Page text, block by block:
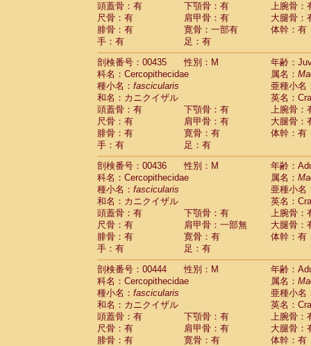
頭蓋骨：有
下顎骨：有
上腕骨：
尺骨：有
肩甲骨：有
大腿骨：
腓骨：有
寛骨：一部有
体幹：有
手：有
足：有
剖検番号：00435
性別：M
年齢：
科名：Cercopithecidae
属名：
種小名： fascicularis
亜種小名
和名：カニクイザル
英名：
頭蓋骨：有
下顎骨：有
上腕骨：
尺骨：有
肩甲骨：有
大腿骨：
腓骨：有
寛骨：有
体幹：有
手：有
足：有
剖検番号：00436
性別：M
年齢：
科名：Cercopithecidae
属名：
種小名： fascicularis
亜種小名
和名：カニクイザル
英名：
頭蓋骨：有
下顎骨：有
上腕骨：
尺骨：有
肩甲骨：一部無
大腿骨：
腓骨：有
寛骨：有
体幹：有
手：有
足：有
剖検番号：00444
性別：M
年齢：
科名：Cercopithecidae
属名：
種小名： fascicularis
亜種小名
和名：カニクイザル
英名：
頭蓋骨：有
下顎骨：有
上腕骨：
尺骨：有
肩甲骨：有
大腿骨：
腓骨：有
寛骨：有
体幹：有